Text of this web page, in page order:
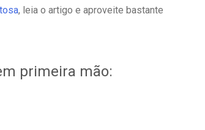
, leia o artigo e aproveite bastante
primeira mão: